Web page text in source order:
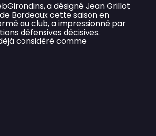
a désigné Jean Grillot
Bordeaux cette saison en
au club, a impressionné par
défensives décisives.
considéré comme